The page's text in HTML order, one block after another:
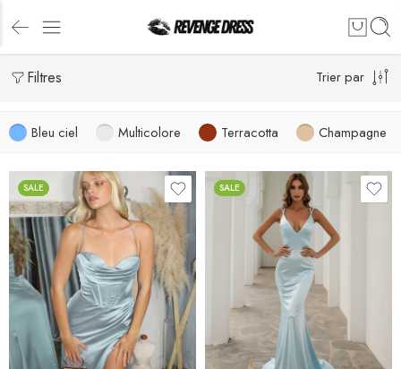
Filtres Trier par
Bleu ciel Multicolore Terracotta Champagne
SALE SALE